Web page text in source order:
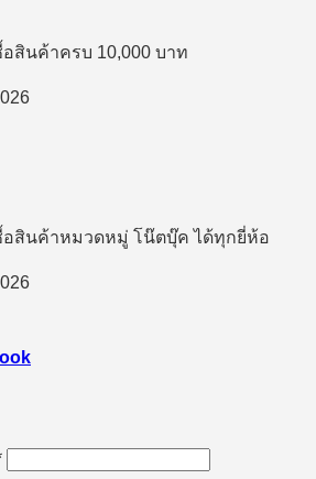
สินค้าครบ 10,000 บาท
อสินค้าหมวดหมู่ โน๊ตบุ๊ค ได้ทุกยี่ห้อ
ต้องการ